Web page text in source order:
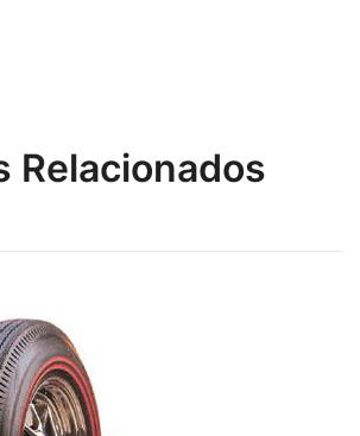
Relacionados